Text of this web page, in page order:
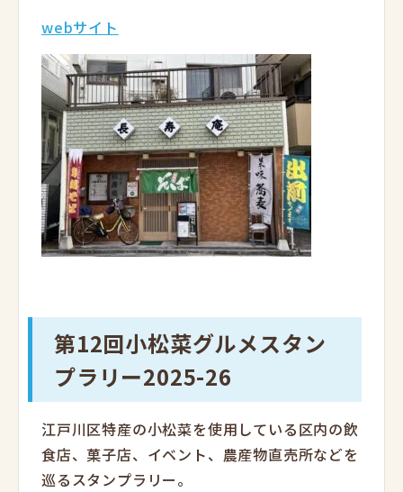
webサイト
第12回小松菜グルメスタン
プラリー2025-26
江戸川区特産の小松菜を使用している区内の飲
食店、菓子店、イベント、農産物直売所などを
巡るスタンプラリー。